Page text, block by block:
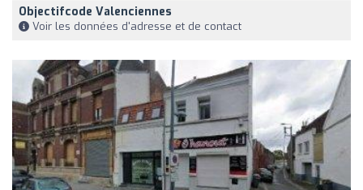
Objectifcode Valenciennes
Voir les données d'adresse et de contact